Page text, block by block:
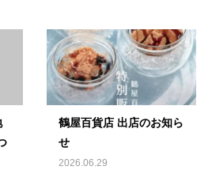
鶴屋百貨店 出店のお知ら
せ
2026.06.29